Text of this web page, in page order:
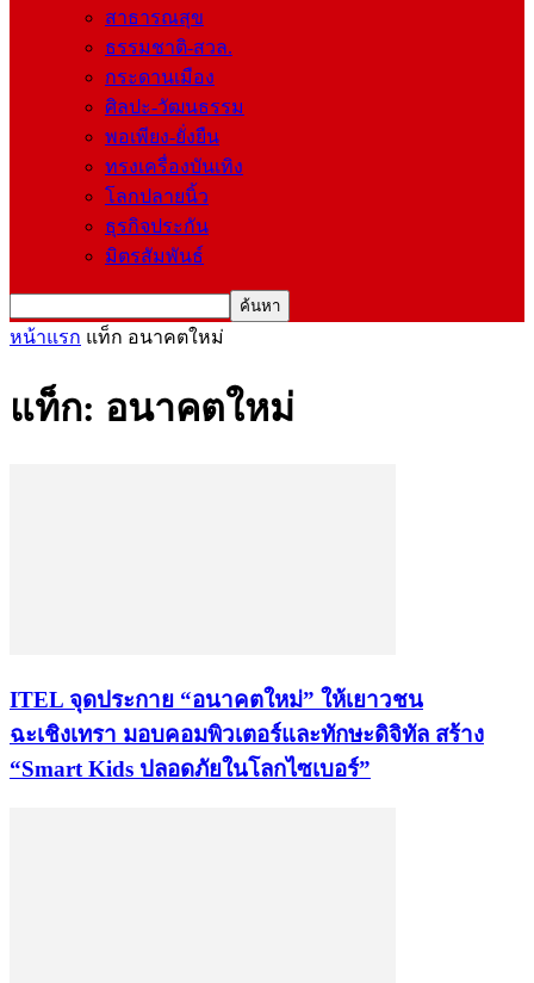
สาธารณสุข
ธรรมชาติ-สวล.
กระดานเมือง
ศิลปะ-วัฒนธรรม
พอเพียง-ยั่งยืน
ทรงเครื่องบันเทิง
โลกปลายนิ้ว
ธุรกิจประกัน
มิตรสัมพันธ์
หน้าแรก แท็ก อนาคตใหม่
แท็ก: อนาคตใหม่
ITEL จุดประกาย “อนาคตใหม่” ให้เยาวชน
ฉะเชิงเทรา มอบคอมพิวเตอร์และทักษะดิจิทัล สร้าง
“Smart Kids ปลอดภัยในโลกไซเบอร์”